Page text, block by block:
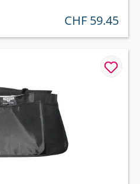
regulärer preis:
CHF 59.45